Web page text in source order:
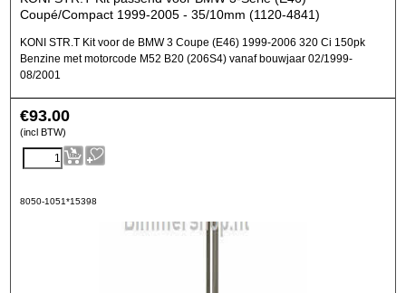
Coupé/Compact 1999-2005 - 35/10mm (1120-4841)
KONI STR.T Kit voor de BMW 3 Coupe (E46) 1999-2006 320 Ci 150pk
Benzine met motorcode M52 B20 (206S4) vanaf bouwjaar 02/1999-
08/2001
€93.00
(incl BTW)
8050-1051*15398